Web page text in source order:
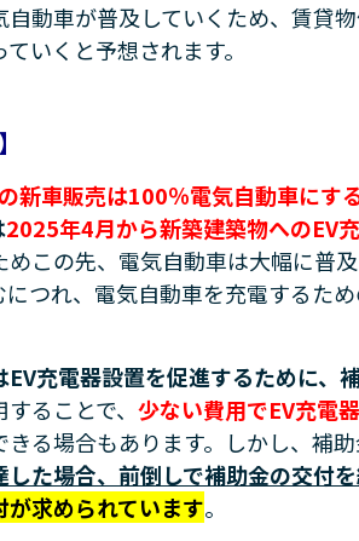
動車が普及していくため、賃貸
いくと予想されます。
新車販売は100％電気自動車にす
2025年4月から新築建築物へのEV
めこの先、電気自動車は大幅に普
つれ、電気自動車を充電するた
EV充電器設置を促進するために、
することで、少ない費用でEV充電
る場合もあります。しかし、補
した場合、前倒しで補助金の交付
が求められています。